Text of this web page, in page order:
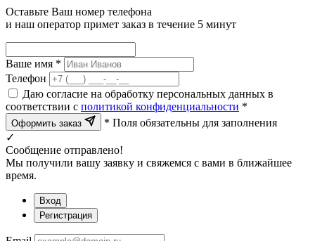
Оставьте Ваш номер телефона
и наш оператор примет заказ в течение 5 минут
Ваше имя *
Телефон
Даю согласие на обработку персональных данных в
соответствии с политикой конфиденциальности *
Оформить заказ
* Поля обязательны для заполнения
✓
Сообщение отправлено!
Мы получили вашу заявку и свяжемся с вами в ближайшее
время.
Вход
Регистрация